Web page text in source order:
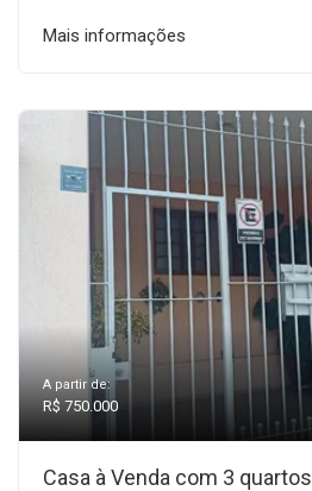
Mais informações
A partir de:
R$ 750.000
Casa à Venda com 3 quartos